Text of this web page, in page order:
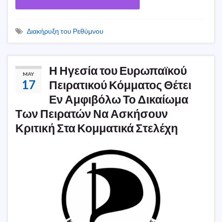
Διακήρυξη του Ρεθύμνου
MAY
17
Η Ηγεσία του Ευρωπαϊκού
Πειρατικού Κόμματος Θέτει
Εν Αμφιβόλω Το Δικαίωμα
Των Πειρατών Να Ασκήσουν
Κριτική Στα Κομματικά Στελέχη